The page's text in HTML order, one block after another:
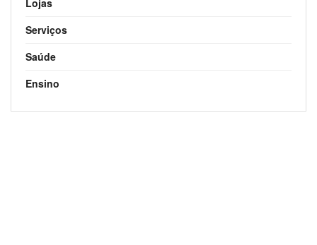
Lojas
Serviços
Saúde
Ensino